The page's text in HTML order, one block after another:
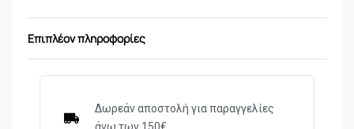
δεν χρησιμοποιείται. Η διάφανη προσωπίδα της
μάσκας είναι φτιαγμένη από πολυκαρμπονικό υλικό
στεφάνι που εξασφαλίζει την αεροστεγή ένωσή του
Επιπλέον πληροφορίες
Δωρεάν αποστολή για παραγγελίες